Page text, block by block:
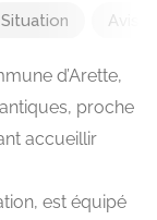
Situation Avis
d’Arette,
proche
accueillir
est équipé